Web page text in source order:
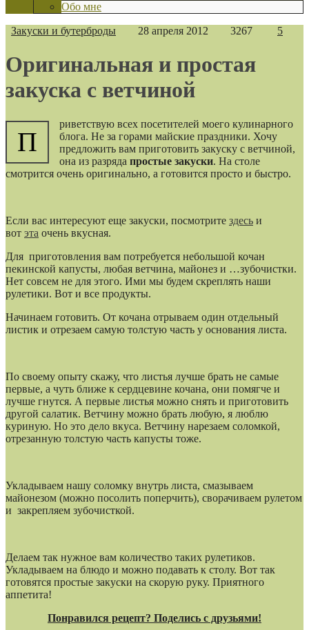
Обо мне
Закуски и бутерброды 28 апреля 2012 3267 5
Оригинальная и простая
закуска с ветчиной
П
риветствую всех посетителей моего кулинарного
блога. Не за горами майские праздники. Хочу
предложить вам приготовить закуску с ветчиной,
она из разряда простые закуски. На столе
смотрится очень оригинально, а готовится просто и быстро.
Если вас интересуют еще закуски, посмотрите здесь и
вот эта очень вкусная.
Для приготовления вам потребуется небольшой кочан
пекинской капусты, любая ветчина, майонез и …зубочистки.
Нет совсем не для этого. Ими мы будем скреплять наши
рулетики. Вот и все продукты.
Начинаем готовить. От кочана отрываем один отдельный
листик и отрезаем самую толстую часть у основания листа.
По своему опыту скажу, что листья лучше брать не самые
первые, а чуть ближе к сердцевине кочана, они помягче и
лучше гнутся. А первые листья можно снять и приготовить
другой салатик. Ветчину можно брать любую, я люблю
куриную. Но это дело вкуса. Ветчину нарезаем соломкой,
отрезанную толстую часть капусты тоже.
Укладываем нашу соломку внутрь листа, смазываем
майонезом (можно посолить поперчить), сворачиваем рулетом
и закрепляем зубочисткой.
Делаем так нужное вам количество таких рулетиков.
Укладываем на блюдо и можно подавать к столу. Вот так
готовятся простые закуски на скорую руку. Приятного
аппетита!
Понравился рецепт? Поделись с друзьями!